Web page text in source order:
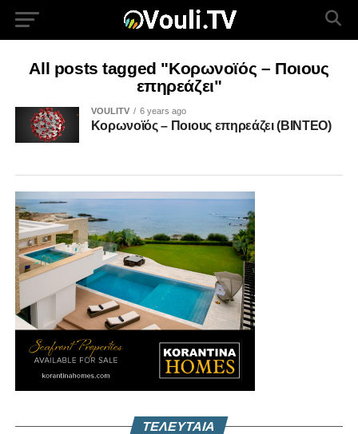
All posts tagged "Κορωνοϊός – Ποιους
επηρεάζει"
VOULITV 6 years ago
Κορωνοϊός – Ποιους επηρεάζει (ΒΙΝΤΕΟ)
ΤΕΛΕΥΤΑΙΑ